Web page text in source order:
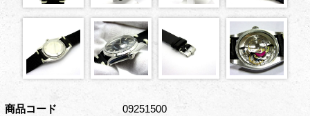
商品コード 09251500